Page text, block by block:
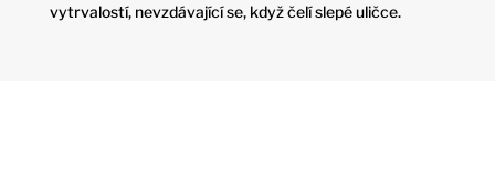
vytrvalostí, nevzdávající se, když čelí slepé uličce.